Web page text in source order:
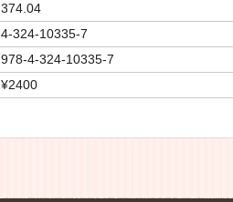
374.04
4-324-10335-7
978-4-324-10335-7
¥2400